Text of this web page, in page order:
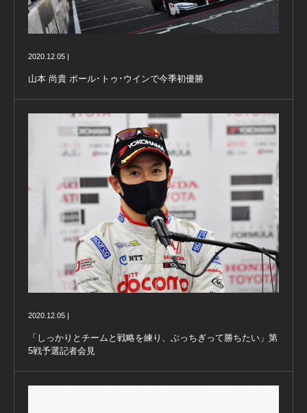
2020.12.05 |
山本 尚貴 ポール･トゥ･ウインで今季初優勝
2020.12.05 |
「しっかりとチームと戦略を練り、ぶっちぎって勝ちたい」第
5戦予選記者会見